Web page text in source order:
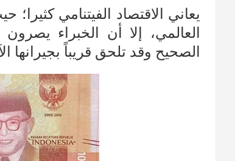
يعاني الاقتصاد الفيتنامي
العالمي، إلا أن الخبراء
الصحيح وقد تلحق قريباً بجيرانها